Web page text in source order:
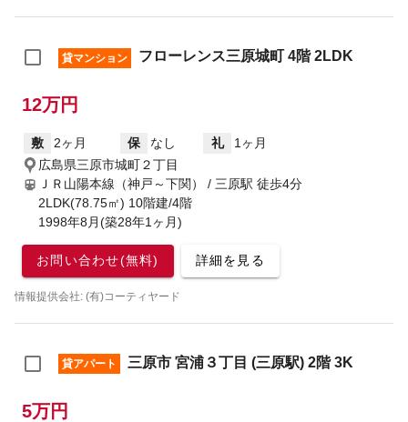
貸マンション フローレンス三原城町 4階 2LDK
12万円
敷 2ヶ月 保 なし 礼
1ヶ月
広島県三原市城町２丁目
ＪＲ山陽本線（神戸～下関） / 三原駅 徒歩4分
2LDK(78.75㎡) 10階建/4階
1998年8月(築28年1ヶ月)
お問い合わせ(無料) 詳細を見る
情報提供会社: (有)コーティヤード
貸アパート 三原市 宮浦３丁目 (三原駅) 2階 3K
5万円